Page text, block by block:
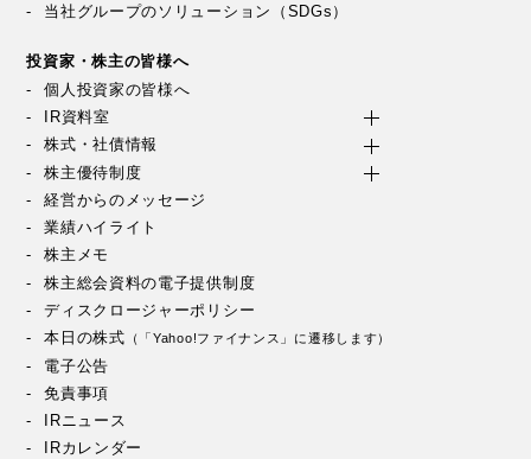
当社グループのソリューション（SDGs）
投資家・株主の皆様へ
個人投資家の皆様へ
IR資料室
株式・社債情報
株主優待制度
経営からのメッセージ
業績ハイライト
株主メモ
株主総会資料の電子提供制度
ディスクロージャーポリシー
本日の株式 （「Yahoo!ファイナンス」に遷移します）
電子公告
免責事項
IRニュース
IRカレンダー